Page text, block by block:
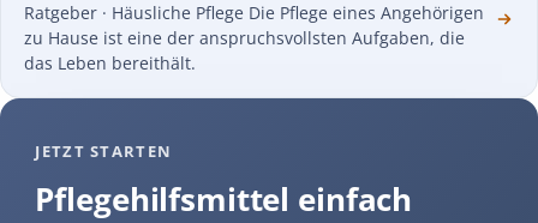
Ratgeber · Häusliche Pflege Die Pflege eines Angehörigen
zu Hause ist eine der anspruchsvollsten Aufgaben, die
das Leben bereithält.
JETZT STARTEN
Pflegehilfsmittel einfach